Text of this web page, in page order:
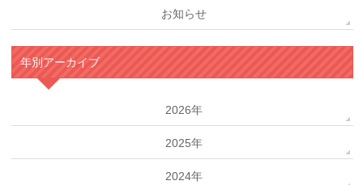
お知らせ
年別アーカイブ
2026年
2025年
2024年